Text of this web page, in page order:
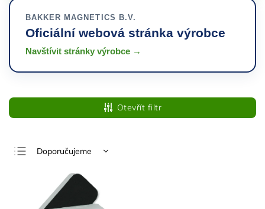
BAKKER MAGNETICS B.V.
Oficiální webová stránka výrobce
Navštívit stránky výrobce →
Otevřít filtr
Doporučujeme
Nejdražší